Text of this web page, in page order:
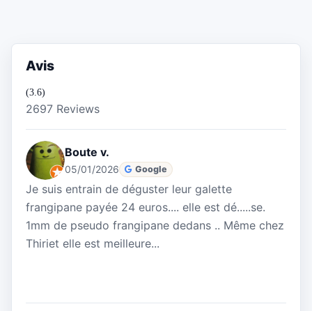
Avis
(3.6)
2697 Reviews
Boute v.
05/01/2026 Google
Je suis entrain de déguster leur galette
frangipane payée 24 euros.... elle est dé.....se.
1mm de pseudo frangipane dedans .. Même chez
Thiriet elle est meilleure...